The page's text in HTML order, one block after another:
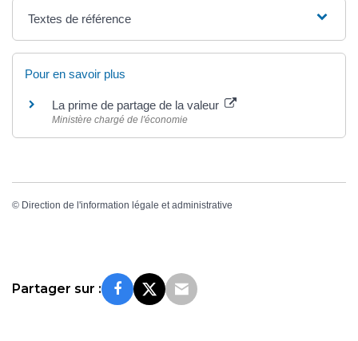
Textes de référence
Pour en savoir plus
La prime de partage de la valeur
Ministère chargé de l'économie
© Direction de l'information légale et administrative
Partager sur :